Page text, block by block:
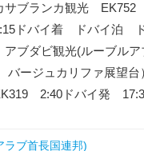
サブランカ観光
ドバイ着 ドバイ泊
ブダビ観光(ルーブルア
バージュカリファ展望台
2:40ドバイ発
ラブ首長国連邦)